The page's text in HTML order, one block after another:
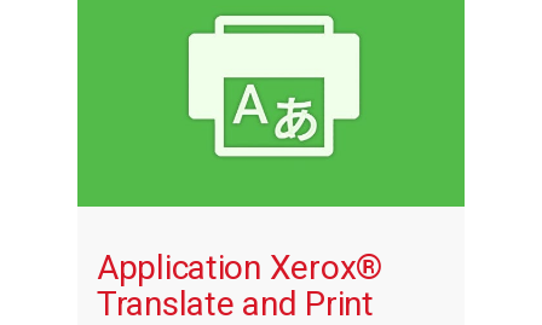
Application Xerox®
Translate and Print